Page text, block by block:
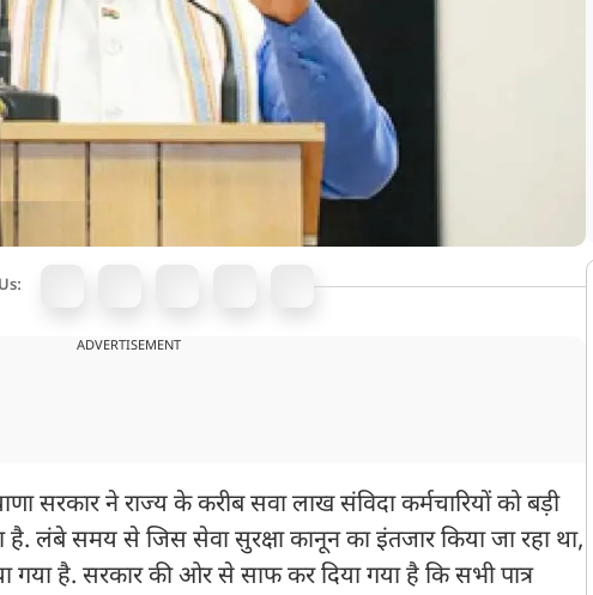
ADVERTISEMENT
सरकार ने राज्य के करीब सवा लाख संविदा कर्मचारियों को बड़ी
लंबे समय से जिस सेवा सुरक्षा कानून का इंतजार किया जा रहा था,
गया है. सरकार की ओर से साफ कर दिया गया है कि सभी पात्र